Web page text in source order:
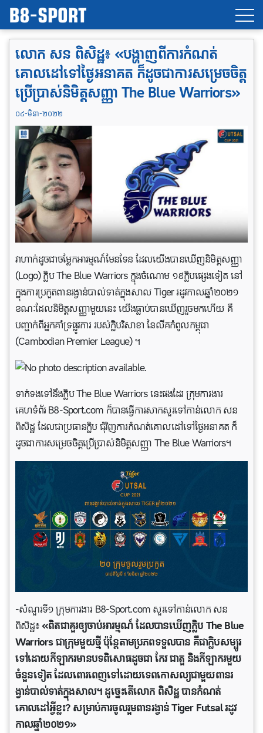
លោក សន ពិសិដ្ឋ៖ «បង្ហាញពីការកំណត់
គោលដៅទៅថ្ងៃអនាគត ក៏ដូចជាការសម្រេចចិត្ត
ប្រើប្រាស់និមិត្តសញ្ញា The Blue Warriors»
០៤-មិនា-២០២២
វាហាក់ដូចជាចម្លែកអារម្មណ៍មែនទែន ដែលយើងបានឃើញនិមិត្តសញ្ញា
(Logo) ក្លិប The Blue Warriors ក្នុងចំណោម ១៩ក្លិបផ្សេងទៀត នៅ
ក្នុងការប្រកួតពានរង្វាន់បាល់ទាត់ក្នុងសាល Tiger រដូវកាលឆ្នាំ២០២១
ខណៈដែលនិមិត្តសញ្ញាមួយនេះ យើងធ្លាប់បានឃើញរួចមកហើយ គឺ
បញ្ជាក់ពីអ្នកគាំទ្រផ្លូវការ របស់ក្លិបវិសាខា នៃលីគកំពូលកម្ពុជា
(Cambodian Premier League) ។
ទាក់ទងទៅនឹងក្លិប The Blue Warriors នេះផងដែរ ក្រុមការងារ
គេហទំព័រ B8-Sport.com ក៏បានធ្វើការសាកសួរទៅកាន់លោក សន
ពិសិដ្ឋ ដែលជាប្រធានក្លិប ជុំវិញការកំណត់គោលដៅទៅថ្ងៃអនាគត ក៏
ដូចជាការសម្រេចចិត្តប្រើប្រាស់និមិត្តសញ្ញា The Blue Warriors។
-សំណួរទី១ ក្រុមការងារ B8-Sport.com សួរទៅកាន់លោក សន
ពិសិដ្ឋ៖«ពិតជាគួរឲ្យចាប់អារម្មណ៍ ដែលបានឃើញក្លិប The Blue
Warriors ជាក្រុមមួយថ្មី ប៉ុន្តែតាមប្រភពទទួលបាន គឺជាក្លិបសម្បូរ
ទៅដោយកីឡាករមានបទពិសោធដូចជា កែវ ជាតួ និងកីឡាករមួយ
ចំនួនទៀត ដែលពោរពេញទៅដោយទេពកោសល្យជាមួយពានរ
ង្វាន់បាល់ទាត់ក្នុងសាល។ ដូច្នេះតើលោក ពិសិដ្ឋ បានកំណត់
គោលដៅអ្វីខ្លះ? សម្រាប់ការចូលរួមពានរង្វាន់ Tiger Futsal រដូវ
កាលឆ្នាំ២០២១»